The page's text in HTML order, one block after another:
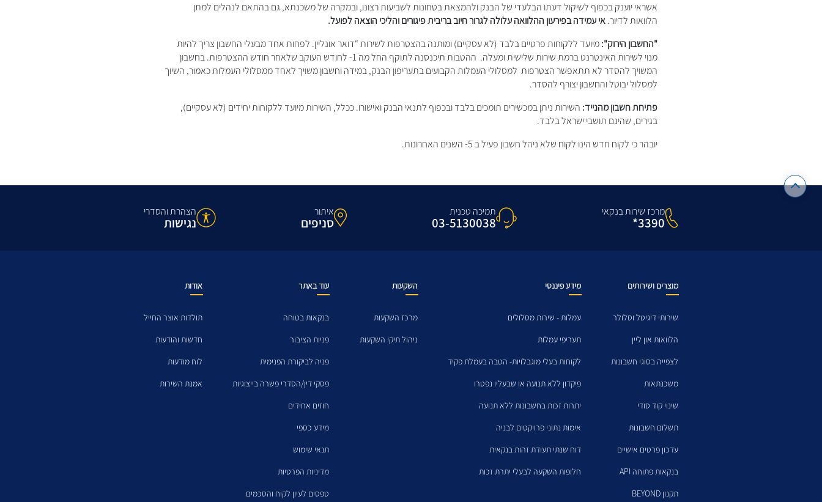
אשראי יוענק בכפוף לשיקול דעתו הבלעדי של הבנק ולהמצאת בטחונות לשביעות רצונו, ובמקרה של משכנתא, גם בהתאם לנהלים למתן
הלוואות לדיור. אי עמידה בפירעון ההלוואה עלולה לגרור חיוב בריבית פיגורים והליכי הוצאה לפועל.
"החשבון הירוק": מיועד ללקוחות פרטיים בלבד (לא עסקיים) ומותנה בהצטרפות לשירות “דואר אונליין. לפחות אחד מבעלי החשבון צריך להיות
מנוי לשירות האינטרנט ברמת שירות שלישית ומעלה. ההטבות תיכנסנה לתוקף החל מה 1- לחודש העוקב שלאחר חודש ההצטרפות. בחשבון
המשויך להסדר לא תתאפשר הצטרפות למסלולי העמלות הקבועים בתעריפון הבנק, במידה וחשבון משויך לאחד ממסלולי העמלות כאמור, השיוך
למסלול יבוטל והחשבון יצורף להסדר.
פתיחת חשבון מהנייד: השירות ניתן במכשירים תומכים בלבד ובכפוף לתנאי הבנק ואישורו. ככלל, השירות מיועד ללקוחות יחידים (לא עסקיים),
בגירים, שהינם תושבי ישראל בלבד.
יובהר כי לקוח חדש הינו לקוח שלא ניהל חשבון פעיל ב 5- השנים האחרונות.
מרכז שירות בנקאי
3390*
תמיכה טכנית
03-5130038
איתור
סניפים
הצהרת והסדרי
נגישות
מוצרים ושירותים
שירותי דיגיטל וסלולר
הלוואות און ליין
לצפייה בסוגי חשבונות
משכנתאות
שינוי קוד סודי
תשלום חשבונות
עדכון פרטים אישיים
בנקאות פתוחה API
תקנון BEYOND
מידע פיננסי
עמלות - שירות מסלולים
תעריפי עמלות
לקוחות בעלי מוגבלויות- הטבה בעמלת פקיד
פיקדון ללא תנועה או שבעליו נפטרו
יתרות זכות בחשבונות ללא תנועה
אימות נתוני פרויקטים לבניה
דוח שנתי תעודת זהות בנקאית
חלופות השקעה לבעלי יתרת זכות
השקעות
מרכז השקעות
ניהול תיקי השקעות
עוד באתר
בנקאות בטוחה
פניות הציבור
פניה לביקורת הפנימית
פסקי דין/הסדרי פשרה בייצוגיות
חוזים אחידים
מידע כספי
תנאי שימוש
מדיניות הפרטיות
טפסים לעיון לקוח והסכמים
אודות
תולדות אוצר החייל
חדשות והודעות
לוח מודעות
אמנת השירות